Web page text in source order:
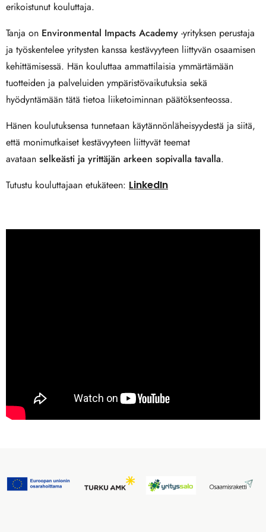
erikoistunut kouluttaja.
Tanja on Environmental Impacts Academy -yrityksen perustaja
ja työskentelee yritysten kanssa kestävyyteen liittyvän osaamisen
kehittämisessä. Hän kouluttaa ammattilaisia ymmärtämään
tuotteiden ja palveluiden ympäristövaikutuksia sekä
hyödyntämään tätä tietoa liiketoiminnan päätöksenteossa.
Hänen koulutuksensa tunnetaan käytännönläheisyydestä ja siitä,
että monimutkaiset kestävyyteen liittyvät teemat
avataan selkeästi ja yrittäjän arkeen sopivalla tavalla.
Tutustu kouluttajaan etukäteen: LinkedIn